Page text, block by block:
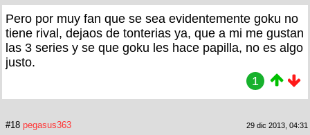
Pero por muy fan que se sea evidentemente goku no
tiene rival, dejaos de tonterias ya, que a mi me gustan
las 3 series y se que goku les hace papilla, no es algo
justo.
1
#18 pegasus363 29 dic 2013, 04:31